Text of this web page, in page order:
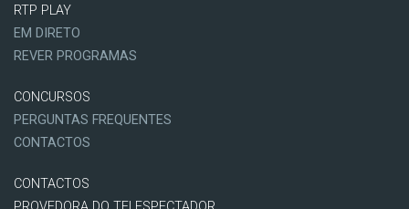
RTP PLAY
EM DIRETO
REVER PROGRAMAS
CONCURSOS
PERGUNTAS FREQUENTES
CONTACTOS
CONTACTOS